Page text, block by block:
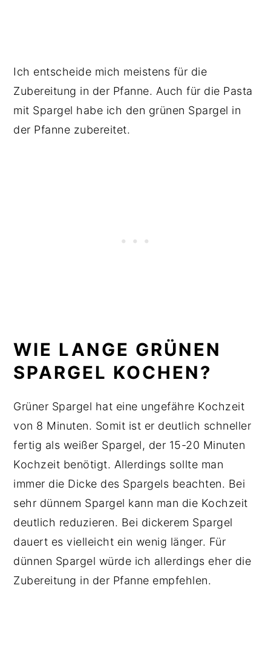
Ich entscheide mich meistens für die
Zubereitung in der Pfanne. Auch für die Pasta
mit Spargel habe ich den grünen Spargel in
der Pfanne zubereitet.
WIE LANGE GRÜNEN
SPARGEL KOCHEN?
Grüner Spargel hat eine ungefähre Kochzeit
von 8 Minuten. Somit ist er deutlich schneller
fertig als weißer Spargel, der 15-20 Minuten
Kochzeit benötigt. Allerdings sollte man
immer die Dicke des Spargels beachten. Bei
sehr dünnem Spargel kann man die Kochzeit
deutlich reduzieren. Bei dickerem Spargel
dauert es vielleicht ein wenig länger. Für
dünnen Spargel würde ich allerdings eher die
Zubereitung in der Pfanne empfehlen.